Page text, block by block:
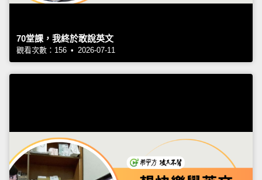
70堂課，我終於敢說英文
觀看次數：156 • 2026-07-11